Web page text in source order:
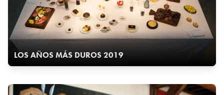
LOS AÑOS MÁS DUROS 2019